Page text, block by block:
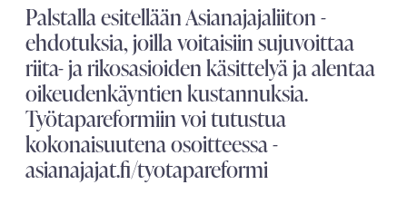
Palstalla esitellään Asianajajaliiton ­
ehdotuksia, joilla voitaisiin sujuvoittaa
riita- ja rikosasioiden käsittelyä ja alentaa
oikeudenkäyntien kustannuksia.
Työtapareformiin voi tutustua
kokonaisuutena osoitteessa ­
asianajajat.fi/tyotapareformi